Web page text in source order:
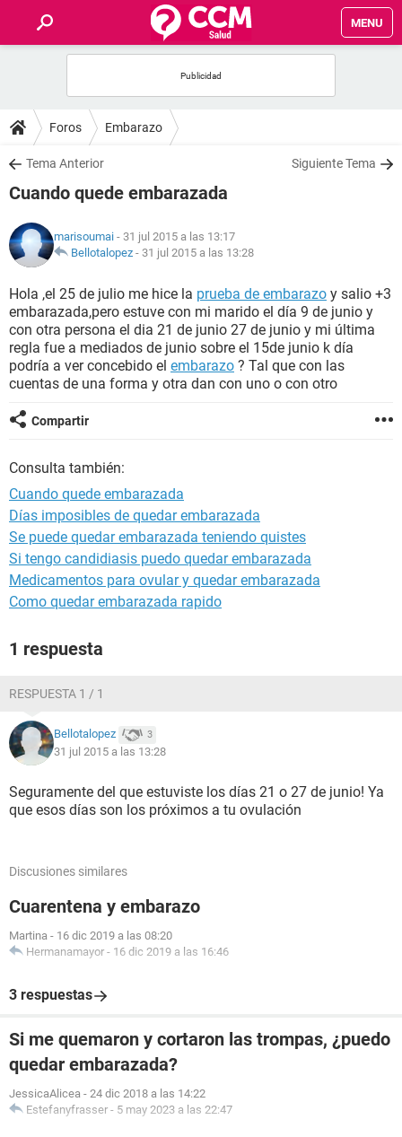
MENU
FOROS
SALUD
NUTRICIÓN
BIENESTAR
SEXUALIDAD
GLOSARIO
Foros Embarazo
Tema Anterior Siguiente Tema
Cuando quede embarazada
marisoumai - 31 jul 2015 a las 13:17
Bellotalopez - 31 jul 2015 a las 13:28
Hola ,el 25 de julio me hice la prueba de embarazo y salio +3
embarazada,pero estuve con mi marido el día 9 de junio y
con otra persona el dia 21 de junio 27 de junio y mi última
regla fue a mediados de junio sobre el 15de junio k día
podría a ver concebido el embarazo ? Tal que con las
cuentas de una forma y otra dan con uno o con otro
Compartir
Consulta también:
Cuando quede embarazada
Días imposibles de quedar embarazada
Se puede quedar embarazada teniendo quistes
Si tengo candidiasis puedo quedar embarazada
Medicamentos para ovular y quedar embarazada
Como quedar embarazada rapido
1 respuesta
RESPUESTA 1 / 1
Bellotalopez 3
31 jul 2015 a las 13:28
Seguramente del que estuviste los días 21 o 27 de junio! Ya
que esos días son los próximos a tu ovulación
Discusiones similares
Cuarentena y embarazo
Martina - 16 dic 2019 a las 08:20
Hermanamayor - 16 dic 2019 a las 16:46
3 respuestas
Si me quemaron y cortaron las trompas, ¿puedo
quedar embarazada?
JessicaAlicea - 24 dic 2018 a las 14:22
Estefanyfrasser - 5 may 2023 a las 22:47